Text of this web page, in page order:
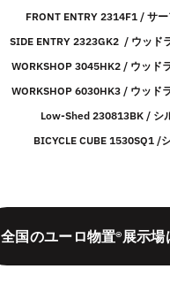
FRONT ENTRY 2314F1 / サ
SIDE ENTRY 2323GK2 / ウッド
WORKSHOP 3045HK2 / ウッド
WORKSHOP 6030HK3 / ウッド
Low-Shed 230813BK / シ
BICYCLE CUBE 1530SQ1 /
全国のユーロ物置®︎展示場